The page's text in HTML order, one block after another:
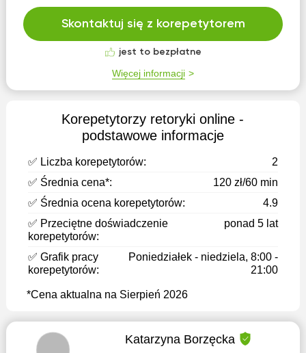
Skontaktuj się z korepetytorem
jest to bezpłatne
Więcej informacji
Korepetytorzy retoryki оnline -
podstawowe informacje
✅ Liczba korepetytorów:
2
✅ Średnia cena*:
120 zł/60 min
✅ Średnia ocena korepetytorów:
4.9
✅ Przeciętne doświadczenie
korepetytorów:
ponad 5 lat
✅ Grafik pracy
korepetytorów:
Poniedziałek - niedziela, 8:00 -
21:00
*Cena aktualna na Sierpień 2026
Katarzyna Borzęcka